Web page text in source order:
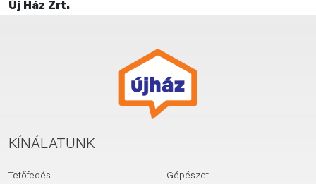
Új Ház Zrt.
KÍNÁLATUNK
Tetőfedés
Gépészet